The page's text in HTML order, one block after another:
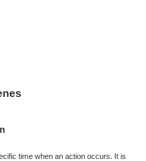
time when an action occurs. It is